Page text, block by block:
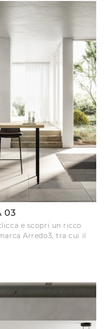
03
e scopri un ricco
Arredo3, tra cui il